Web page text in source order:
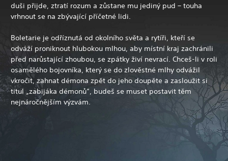
duši přijde, ztratí rozum a zůstane mu jediný pud – touha
vrhnout se na zbývající příčetné lidi.
Boletarie je odříznutá od okolního světa a rytíři, kteří se
odváží proniknout hlubokou mlhou, aby místní kraj zachránili
před narůstající zhoubou, se zpátky živí nevrací. Chceš-li v roli
osamělého bojovníka, který se do zlověstné mlhy odvážil
vkročit, zahnat démona zpět do jeho doupěte a zasloužit si
titul „zabijáka démonů“, budeš se muset postavit těm
nejnáročnějším výzvám.